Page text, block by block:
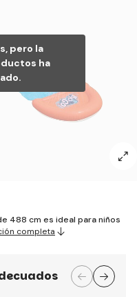
pero la
ha
488 cm es ideal para niños
completa